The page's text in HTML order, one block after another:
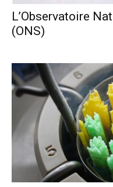
L’Observatoire
(ONS)